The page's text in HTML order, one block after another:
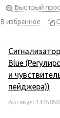
Быстрый
В избранное
Blue
и
пейджера))
Артикул: 1445858